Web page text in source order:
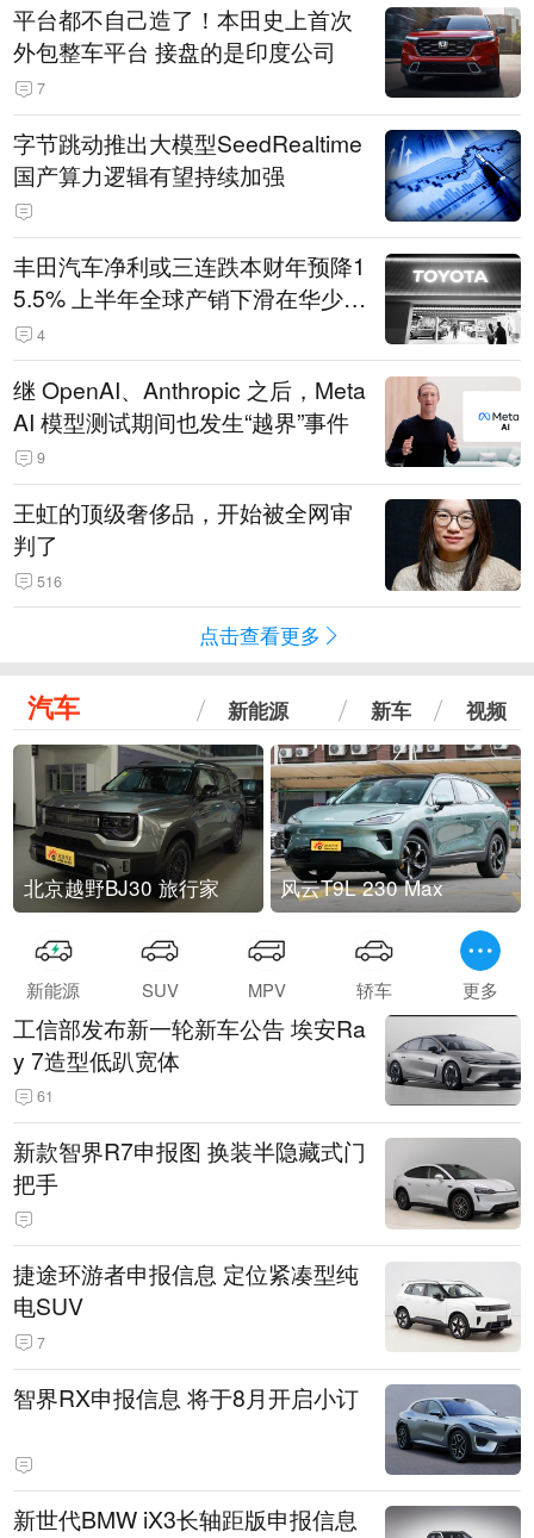
平台都不自己造了！本田史上首次
外包整车平台 接盘的是印度公司
7
字节跳动推出大模型SeedRealtime
国产算力逻辑有望持续加强
丰田汽车净利或三连跌本财年预降1
5.5% 上半年全球产销下滑在华少卖
14.3万辆
4
继 OpenAI、Anthropic 之后，Meta
AI 模型测试期间也发生“越界”事件
9
王虹的顶级奢侈品，开始被全网审
判了
516
点击查看更多
汽车 新能源 新车 视频
北京越野BJ30 旅行家 风云T9L 230 Max
新能源 SUV MPV 轿车 更多
工信部发布新一轮新车公告 埃安Ra
y 7造型低趴宽体
61
新款智界R7申报图 换装半隐藏式门
把手
捷途环游者申报信息 定位紧凑型纯
电SUV
7
智界RX申报信息 将于8月开启小订
新世代BMW iX3长轴距版申报信息